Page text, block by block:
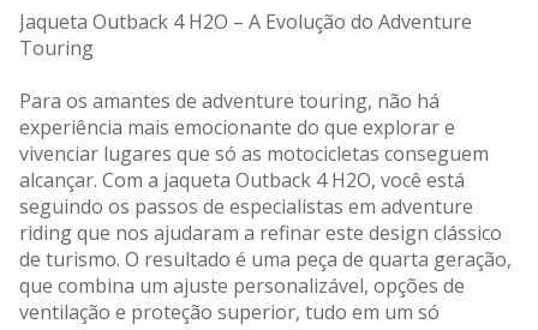
Jaqueta Outback 4 H2O – A Evolução do Adventure
Touring
Para os amantes de adventure touring, não há
experiência mais emocionante do que explorar e
vivenciar lugares que só as motocicletas conseguem
alcançar. Com a jaqueta Outback 4 H2O, você está
seguindo os passos de especialistas em adventure
riding que nos ajudaram a refinar este design clássico
de turismo. O resultado é uma peça de quarta geração,
que combina um ajuste personalizável, opções de
ventilação e proteção superior, tudo em um só